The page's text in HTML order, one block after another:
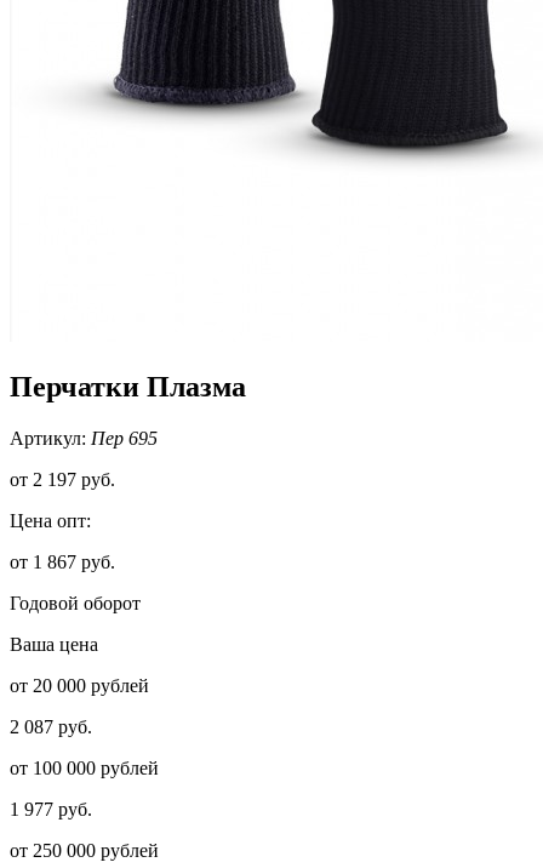
Перчатки Плазма
Артикул: Пер 695
от 2 197 руб.
Цена опт:
от 1 867 руб.
Годовой оборот
Ваша цена
от 20 000 рублей
2 087 руб.
от 100 000 рублей
1 977 руб.
от 250 000 рублей